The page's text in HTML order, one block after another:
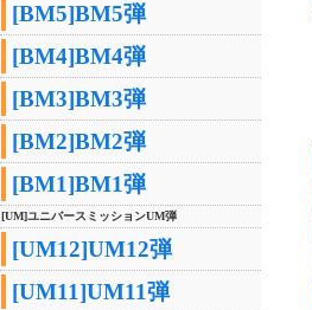
[BM5]BM5弾
[BM4]BM4弾
[BM3]BM3弾
[BM2]BM2弾
[BM1]BM1弾
[UM]ユニバースミッションUM弾
[UM12]UM12弾
[UM11]UM11弾